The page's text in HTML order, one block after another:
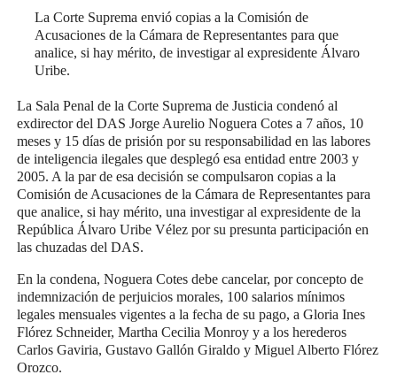
La Corte Suprema envió copias a la Comisión de
Acusaciones de la Cámara de Representantes para que
analice, si hay mérito, de investigar al expresidente Álvaro
Uribe.
La Sala Penal de la Corte Suprema de Justicia condenó al
exdirector del DAS Jorge Aurelio Noguera Cotes a 7 años, 10
meses y 15 días de prisión por su responsabilidad en las labores
de inteligencia ilegales que desplegó esa entidad entre 2003 y
2005. A la par de esa decisión se compulsaron copias a la
Comisión de Acusaciones de la Cámara de Representantes para
que analice, si hay mérito, una investigar al expresidente de la
República Álvaro Uribe Vélez por su presunta participación en
las chuzadas del DAS.
En la condena, Noguera Cotes debe cancelar, por concepto de
indemnización de perjuicios morales, 100 salarios mínimos
legales mensuales vigentes a la fecha de su pago, a Gloria Ines
Flórez Schneider, Martha Cecilia Monroy y a los herederos
Carlos Gaviria, Gustavo Gallón Giraldo y Miguel Alberto Flórez
Orozco.